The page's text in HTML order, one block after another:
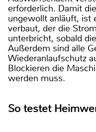
erforderlich. Damit
ungewollt anläuft, ist
verbaut, der die
unterbricht, sobald
Außerdem sind alle
Wiederanlaufschutz
Blockieren die
werden muss.
So testet